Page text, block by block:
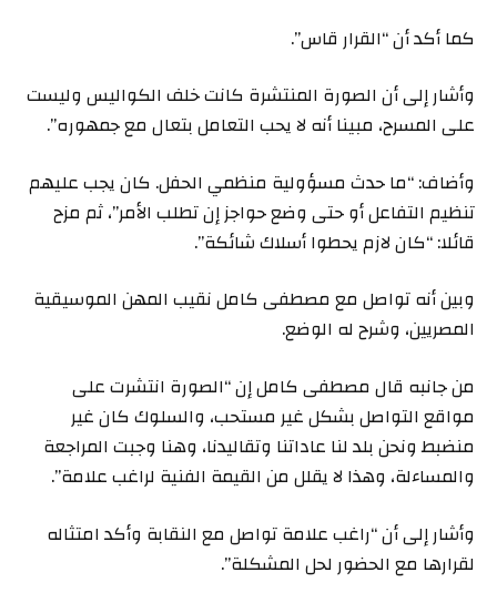
كما أكد أن “القرار قاس”.
وأشار إلى أن الصورة المنتشرة كانت خلف الكواليس وليست
على المسرح، مبينا أنه لا يحب التعامل بتعال مع جمهوره”.
وأضاف: “ما حدث مسؤولية منظمي الحفل. كان يجب عليهم
تنظيم التفاعل أو حتى وضع حواجز إن تطلب الأمر”، ثم مزح
قائلا: “كان لازم يحطوا أسلاك شائكة”.
وبين أنه تواصل مع مصطفى كامل نقيب المهن الموسيقية
المصريين، وشرح له الوضع.
من جانبه قال مصطفى كامل إن “الصورة انتشرت على
مواقع التواصل بشكل غير مستحب، والسلوك كان غير
منضبط ونحن بلد لنا عاداتنا وتقاليدنا، وهنا وجبت المراجعة
والمساءلة، وهذا لا يقلل من القيمة الفنية لراغب علامة”.
وأشار إلى أن “راغب علامة تواصل مع النقابة وأكد امتثاله
لقرارها مع الحضور لحل المشكلة”.